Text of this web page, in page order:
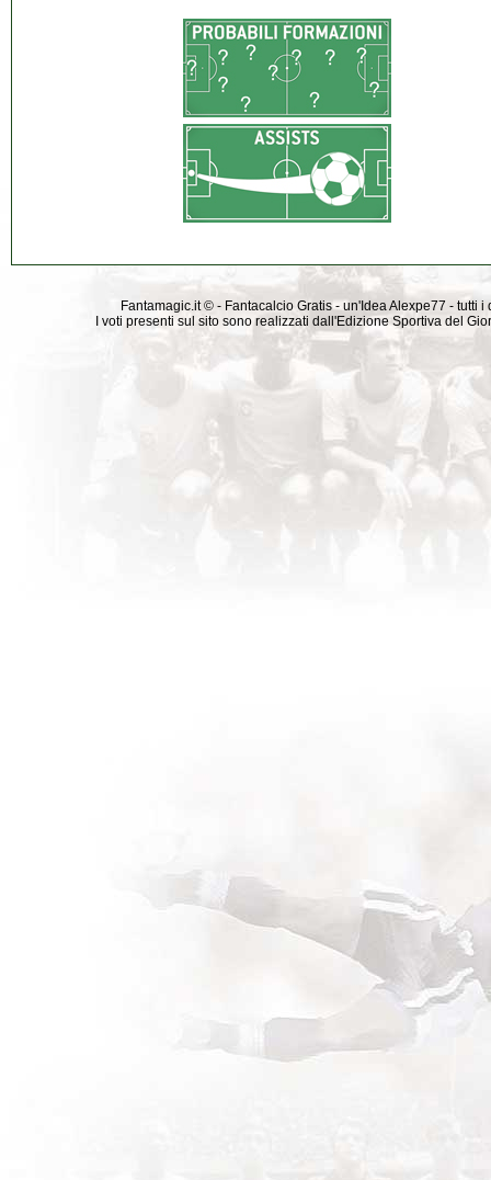
Fantamagic.it © - Fantacalcio Gratis - un'Idea Alexpe77 -
I voti presenti sul sito sono realizzati dall'Edizione Sportiva del